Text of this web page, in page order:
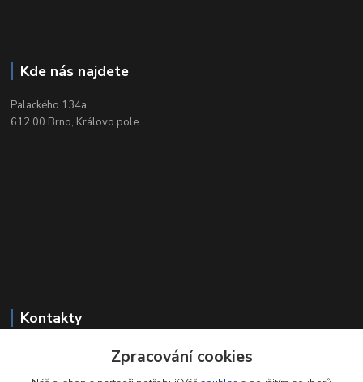
Kde nás najdete
Palackého 134a
612 00 Brno, Královo pole
Kontakty
+420 549 212 719Zpracování cookies